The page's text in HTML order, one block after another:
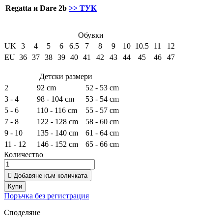
Regatta и Dare 2b >> ТУК
Обувки
UK
3 4 5 6 6.5 7 8 9 10 10.5 11
12
EU 36 37 38 39 40 41 42 43 44 45 46 47
Детски размери
2
92 cm
52 - 53 cm
3 - 4
98 - 104 cm
53 - 54 cm
5 - 6
110 - 116 cm
55 - 57 cm
7 - 8
122 - 128 cm
58 - 60 cm
9 - 10
135 - 140 cm
61 - 64 cm
11 - 12
146 - 152 cm
65 - 66 cm
Количество
 Добавяне към количката
Купи
Поръчка без регистрация
Споделяне